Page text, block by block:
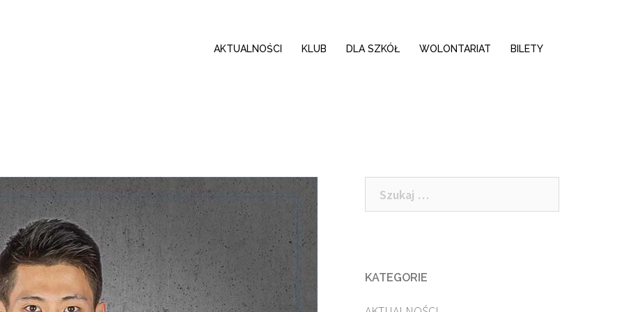
AKTUALNOŚCI KLUB DLA SZKÓŁ WOLONTARIAT BILETY
Szukaj:
KATEGORIE